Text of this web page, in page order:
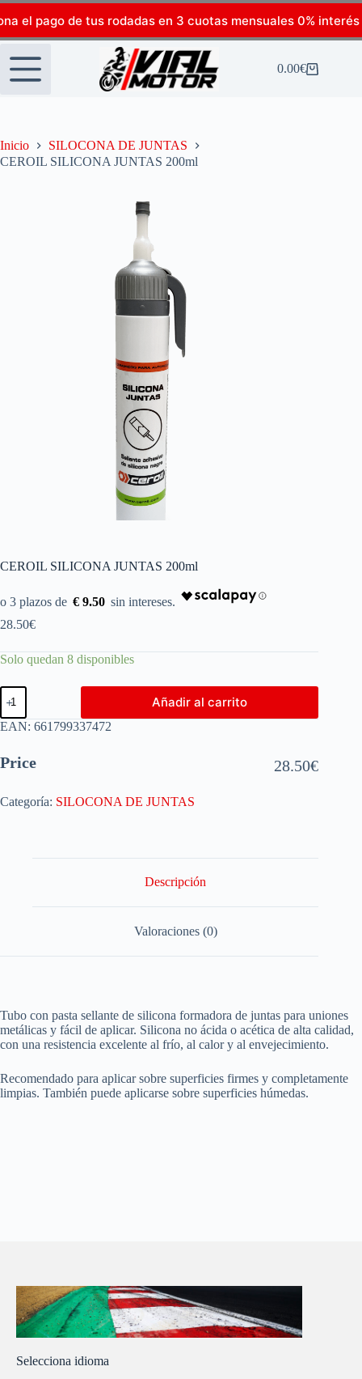
el pago de tus rodadas en 3 cuotas mensuales 0% interés
0.00€
Inicio
SILOCONA DE JUNTAS
CEROIL SILICONA JUNTAS 200ml
CEROIL SILICONA JUNTAS 200ml
€ 9.50
28.50€
Solo quedan 8 disponibles
Añadir al carrito
EAN: 661799337472
Price 28.50€
Categoría: SILOCONA DE JUNTAS
Descripción
Valoraciones (0)
Tubo con pasta sellante de silicona formadora de juntas para uniones
metálicas y fácil de aplicar. Silicona no ácida o acética de alta calidad,
con una resistencia excelente al frío, al calor y al envejecimiento.
Recomendado para aplicar sobre superficies firmes y completamente
limpias. También puede aplicarse sobre superficies húmedas.
Selecciona idioma